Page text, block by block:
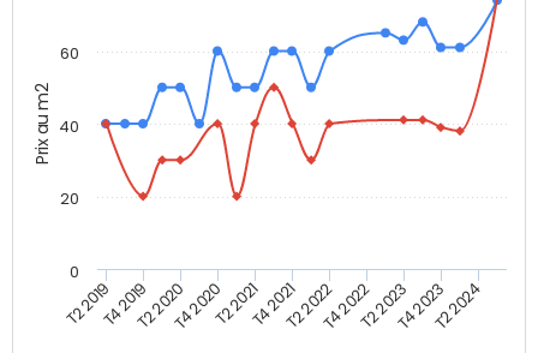
Prix au m2
T2 2019T4 2019T2 2020T4 2020T2 2021T4 2021T2 2022T4 2022T2 2023T4 2023T2 2024
0
20
40
60